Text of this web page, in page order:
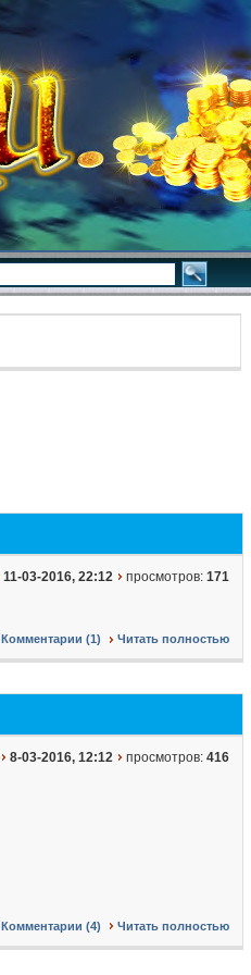
11-03-2016, 22:12 просмотров: 171
Комментарии (1) Читать полностью
8-03-2016, 12:12 просмотров: 416
Комментарии (4) Читать полностью